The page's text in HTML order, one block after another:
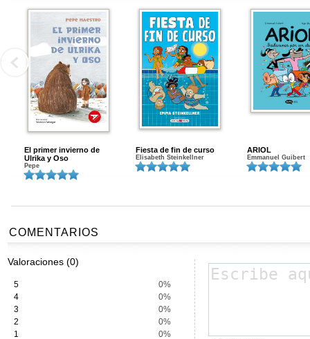
El primer invierno de
Ulrika y Oso
Pepe
Fiesta de fin de curso
Elisabeth Steinkellner
ARIOL
Emmanuel Guibert
COMENTARIOS
Valoraciones (0)
5
0%
4
0%
3
0%
2
0%
1
0%